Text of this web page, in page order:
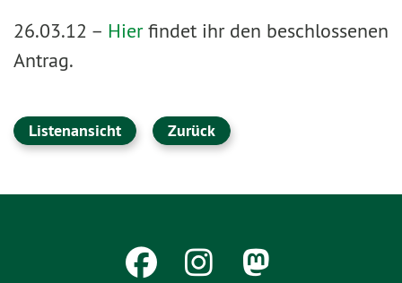
26.03.12 – Hierfindet ihr den beschlossenen
Antrag.
Listenansicht Zurück